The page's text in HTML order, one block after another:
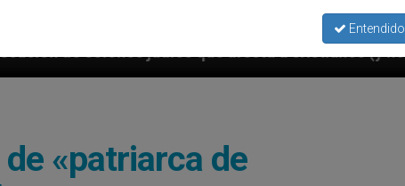
que afecta a cristianos (y no sólo) en Tierra Santa
«patriarca de
Entendido